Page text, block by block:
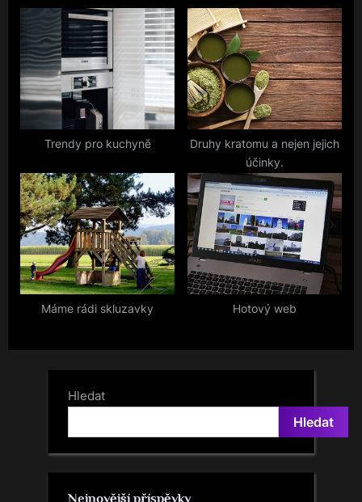
Trendy pro kuchyně
Druhy kratomu a nejen jejich
účinky.
Máme rádi skluzavky Hotový web
Hledat
Hledat
Nejnovější příspěvky